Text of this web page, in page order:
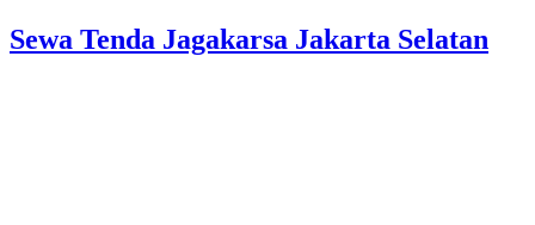
Sewa Tenda Jagakarsa Jakarta Selatan